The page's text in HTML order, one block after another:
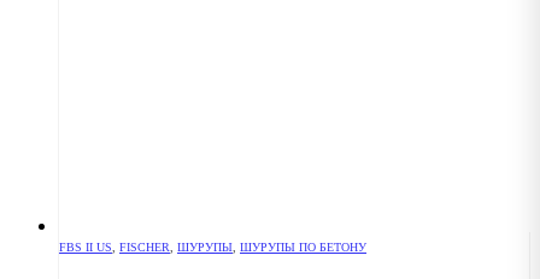
FBS II US, FISCHER, ШУРУПЫ, ШУРУПЫ ПО БЕТОНУ